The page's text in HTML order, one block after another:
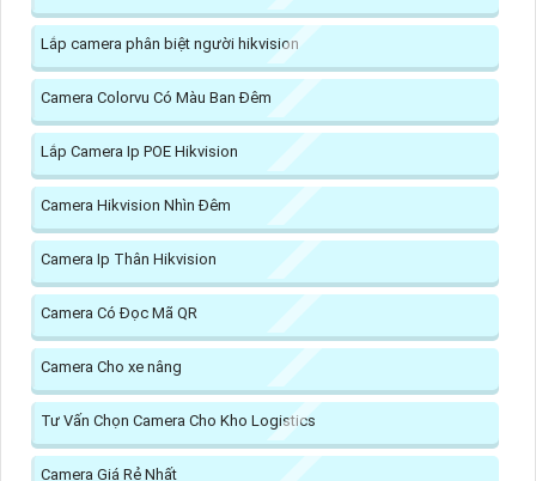
Lắp camera phân biệt người hikvision
Camera Colorvu Có Màu Ban Đêm
Lắp Camera Ip POE Hikvision
Camera Hikvision Nhìn Đêm
Camera Ip Thân Hikvision
Camera Có Đọc Mã QR
Camera Cho xe nâng
Tư Vấn Chọn Camera Cho Kho Logistics
Camera Giá Rẻ Nhất